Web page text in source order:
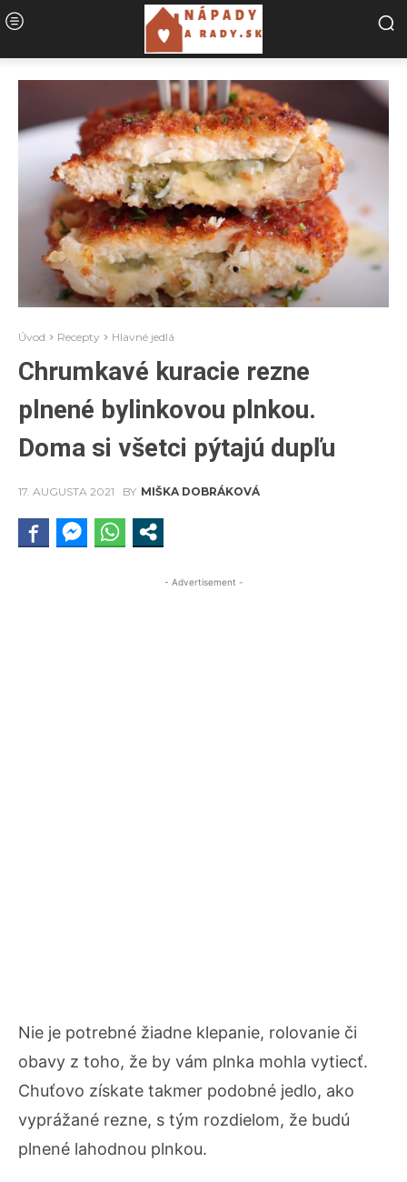
Úvod Recepty Hlavné jedlá
Chrumkavé kuracie rezne
plnené bylinkovou plnkou.
Doma si všetci pýtajú dupľu
17. AUGUSTA 2021 BY MIŠKA DOBRÁKOVÁ
- Advertisement -
Nie je potrebné žiadne klepanie, rolovanie či
obavy z toho, že by vám plnka mohla vytiecť.
Chuťovo získate takmer podobné jedlo, ako
vyprážané rezne, s tým rozdielom, že budú
plnené lahodnou plnkou.